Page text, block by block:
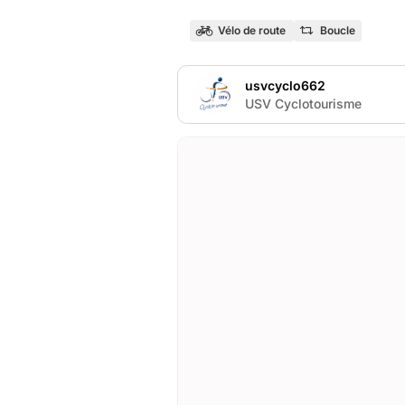
Vélo de route Boucle
U
usvcyclo662
USV Cyclotourisme